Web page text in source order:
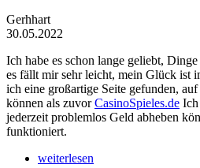
Gerhhart
30.05.2022
Ich habe es schon lange geliebt,
es fällt mir sehr leicht, mein Glück ist
ich eine großartige Seite gefunden,
können als zuvorCasinoSpieles.de Ich
jederzeit problemlos Geld abheben
funktioniert.
weiterlesen